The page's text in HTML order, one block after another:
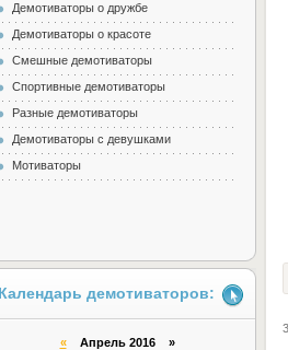
Демотиваторы о дружбе
Демотиваторы о красоте
Смешные демотиваторы
Спортивные демотиваторы
Разные демотиваторы
Демотиваторы с девушками
Мотиваторы
Календарь демотиваторов:
«Апрель 2016 »